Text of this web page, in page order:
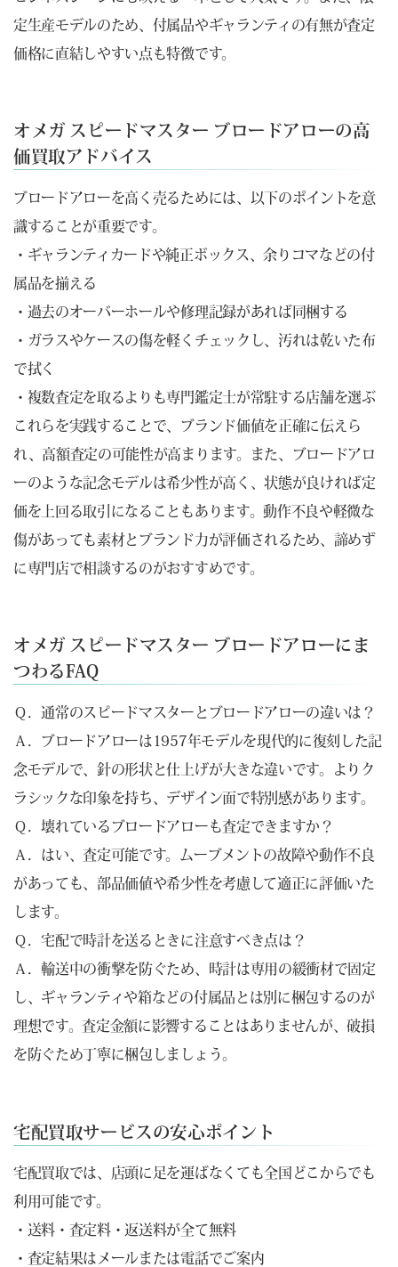
定生産モデルのため、付属品やギャランティの有無が査定
価格に直結しやすい点も特徴です。
オメガ スピードマスター ブロードアローの高
価買取アドバイス
ブロードアローを高く売るためには、以下のポイントを意
識することが重要です。
・ギャランティカードや純正ボックス、余りコマなどの付
属品を揃える
・過去のオーバーホールや修理記録があれば同梱する
・ガラスやケースの傷を軽くチェックし、汚れは乾いた布
で拭く
・複数査定を取るよりも専門鑑定士が常駐する店舗を選ぶ
これらを実践することで、ブランド価値を正確に伝えら
れ、高額査定の可能性が高まります。また、ブロードアロ
ーのような記念モデルは希少性が高く、状態が良ければ定
価を上回る取引になることもあります。動作不良や軽微な
傷があっても素材とブランド力が評価されるため、諦めず
に専門店で相談するのがおすすめです。
オメガ スピードマスター ブロードアローにま
つわるFAQ
Ｑ．通常のスピードマスターとブロードアローの違いは？
Ａ．ブロードアローは1957年モデルを現代的に復刻した記
念モデルで、針の形状と仕上げが大きな違いです。よりク
ラシックな印象を持ち、デザイン面で特別感があります。
Ｑ．壊れているブロードアローも査定できますか？
Ａ．はい、査定可能です。ムーブメントの故障や動作不良
があっても、部品価値や希少性を考慮して適正に評価いた
します。
Ｑ．宅配で時計を送るときに注意すべき点は？
Ａ．輸送中の衝撃を防ぐため、時計は専用の緩衝材で固定
し、ギャランティや箱などの付属品とは別に梱包するのが
理想です。査定金額に影響することはありませんが、破損
を防ぐため丁寧に梱包しましょう。
宅配買取サービスの安心ポイント
宅配買取では、店頭に足を運ばなくても全国どこからでも
利用可能です。
・送料・査定料・返送料が全て無料
・査定結果はメールまたは電話でご案内